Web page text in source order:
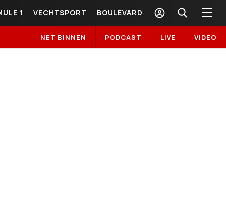
1 VECHTSPORT BOULEVARD
NET BINNEN PODCAST LIVE VIDEO